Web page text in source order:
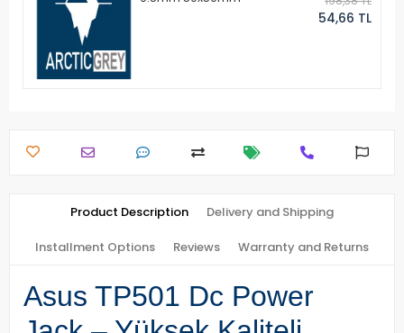
54,66 TL
Product Description Delivery and Shipping
Installment Options Reviews Warranty and Returns
Asus TP501 Dc Power